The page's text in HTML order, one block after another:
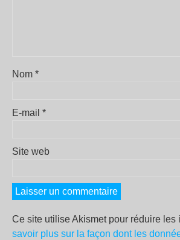
Nom *
E-mail *
Site web
Ce site utilise Akismet pour réduire les
savoir plus sur la façon dont les